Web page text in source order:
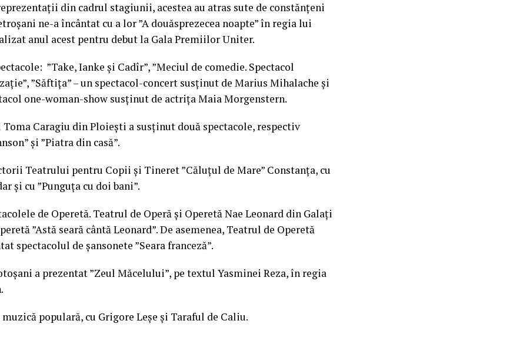
din cadrul stagiunii, acestea au atras sute de constănțeni
ne-a încântat cu a lor ”A douăsprezecea noapte” în regia lui
anul acest pentru debut la Gala Premiilor Uniter.
”Take, Ianke și Cadîr”, ”Meciul de comedie. Spectacol
”Săftița” – un spectacol-concert susținut de Marius Mihalache și
one-woman-show susținut de actrița Maia Morgenstern.
Toma Caragiu din Ploiești a susținut două spectacole, respectiv
și ”Piatra din casă”.
Teatrului pentru Copii și Tineret ”Căluțul de Mare” Constanța, cu
și cu ”Punguța cu doi bani”.
de Operetă. Teatrul de Operă și Operetă Nae Leonard din Galați
”Astă seară cântă Leonard”. De asemenea, Teatrul de Operetă
spectacolul de șansonete ”Seara franceză”.
a prezentat ”Zeul Măcelului”, pe textul Yasminei Reza, în regia
populară, cu Grigore Leșe și Taraful de Caliu.